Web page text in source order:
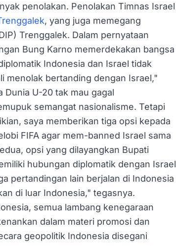
penolakan. Penolakan Timnas Israel
, yang juga memegang
Trenggalek. Dalam pernyataan
Bung Karno memerdekakan bangsa
Indonesia dan Israel tidak
menolak bertanding dengan Israel,"
Dunia U-20 tak mau gagal
semangat nasionalisme. Tetapi
saya memberikan tiga opsi kepada
FIFA agar mem-banned Israel sama
opsi yang dilayangkan Bupati
hubungan diplomatik dengan Israel
pertandingan lain berjalan di Indonesia
di luar Indonesia," tegasnya.
semua lambang kenegaraan
dalam materi promosi dan
geopolitik Indonesia disegani